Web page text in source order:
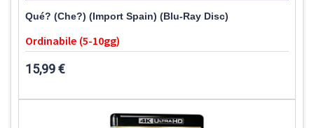
Qué? (Che?) (Import Spain) (Blu-Ray Disc)
Ordinabile (5-10gg)
15,99 €